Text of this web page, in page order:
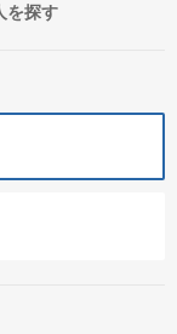
を探す